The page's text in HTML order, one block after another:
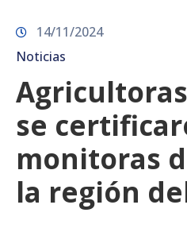
14/11/2024
Noticias
se
monitoras
la región